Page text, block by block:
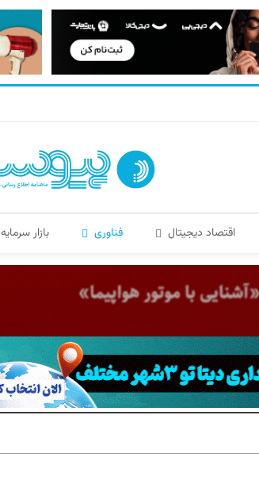
اقتصاد دیجیتال فناوری بازار سرمایه